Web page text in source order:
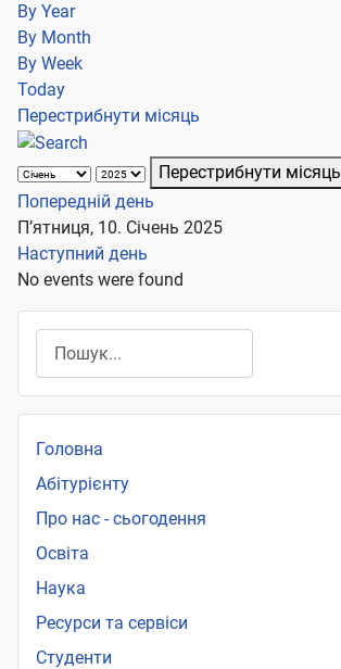
By Year
By Month
By Week
Today
Перестрибнути місяць
Перестрибнути місяць
Попередній день
П’ятниця, 10. Січень 2025
Наступний день
No events were found
Головна
Абітурієнту
Про нас - сьогодення
Освіта
Наука
Ресурси та сервіси
Студенти